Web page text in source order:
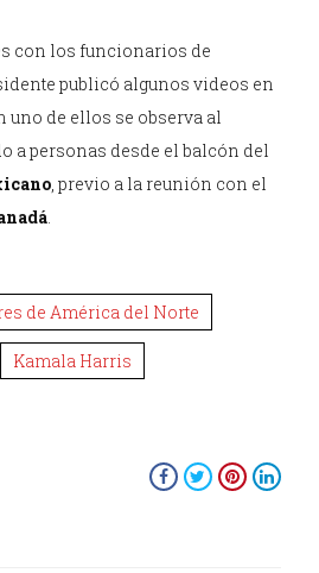
con los funcionarios de
publicó algunos videos en
uno de ellos se observa al
a personas desde el balcón del
, previo a la reunión con el
de América del Norte
Kamala Harris